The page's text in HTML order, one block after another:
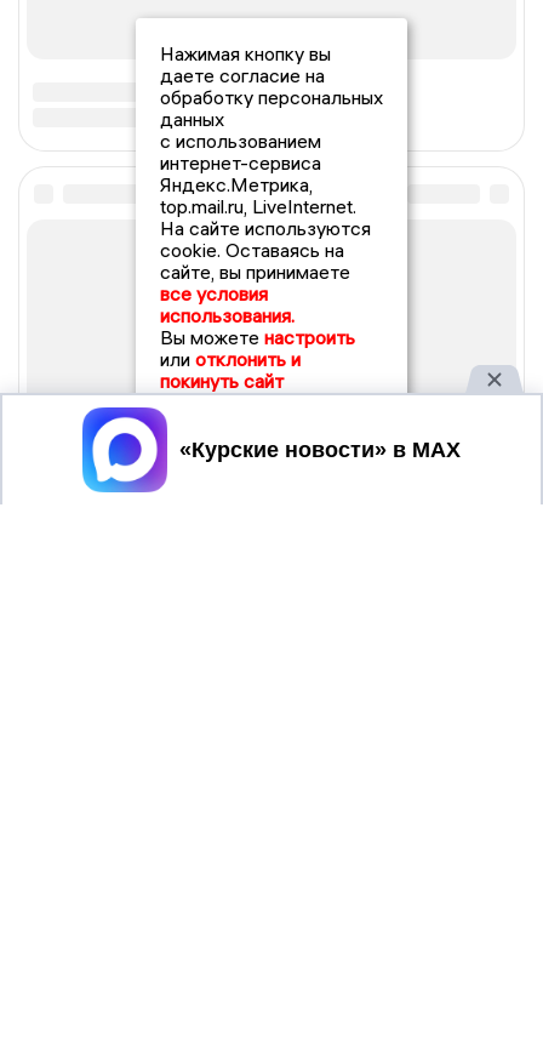
Нажимая кнопку вы
даете согласие на
обработку персональных
данных
с использованием
интернет-сервиса
Яндекс.Метрика,
top.mail.ru, LiveInternet.
На сайте используются
cookie. Оставаясь на
сайте, вы принимаете
все условия
использования.
Вы можете настроить
или отклонить и
покинуть сайт
Принять